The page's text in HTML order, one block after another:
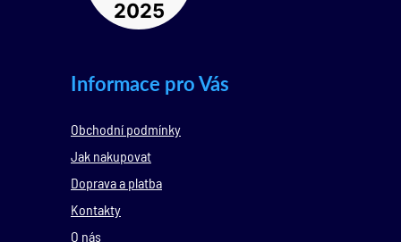
Informace pro Vás
Obchodní podmínky
Jak nakupovat
Doprava a platba
Kontakty
O nás